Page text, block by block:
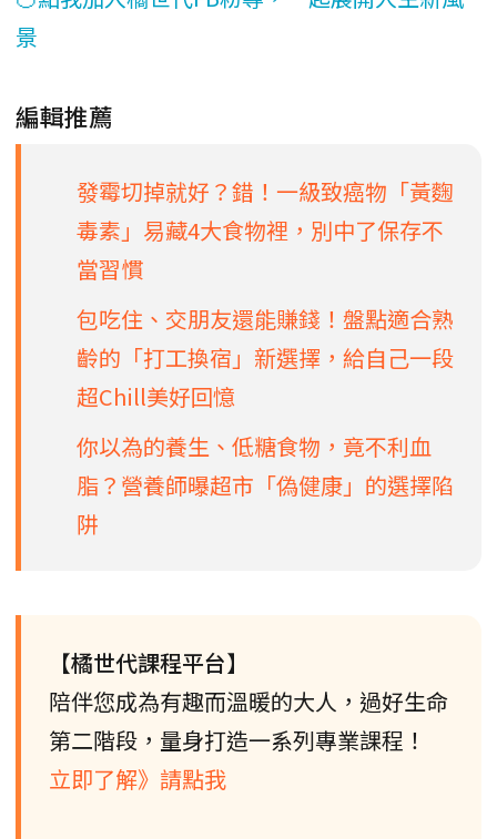
景
編輯推薦
發霉切掉就好？錯！一級致癌物「黃麴
毒素」易藏4大食物裡，別中了保存不
當習慣
包吃住、交朋友還能賺錢！盤點適合熟
齡的「打工換宿」新選擇，給自己一段
超Chill美好回憶
你以為的養生、低糖食物，竟不利血
脂？營養師曝超市「偽健康」的選擇陷
阱
【橘世代課程平台】
陪伴您成為有趣而溫暖的大人，過好生命
第二階段，量身打造一系列專業課程！
立即了解》請點我